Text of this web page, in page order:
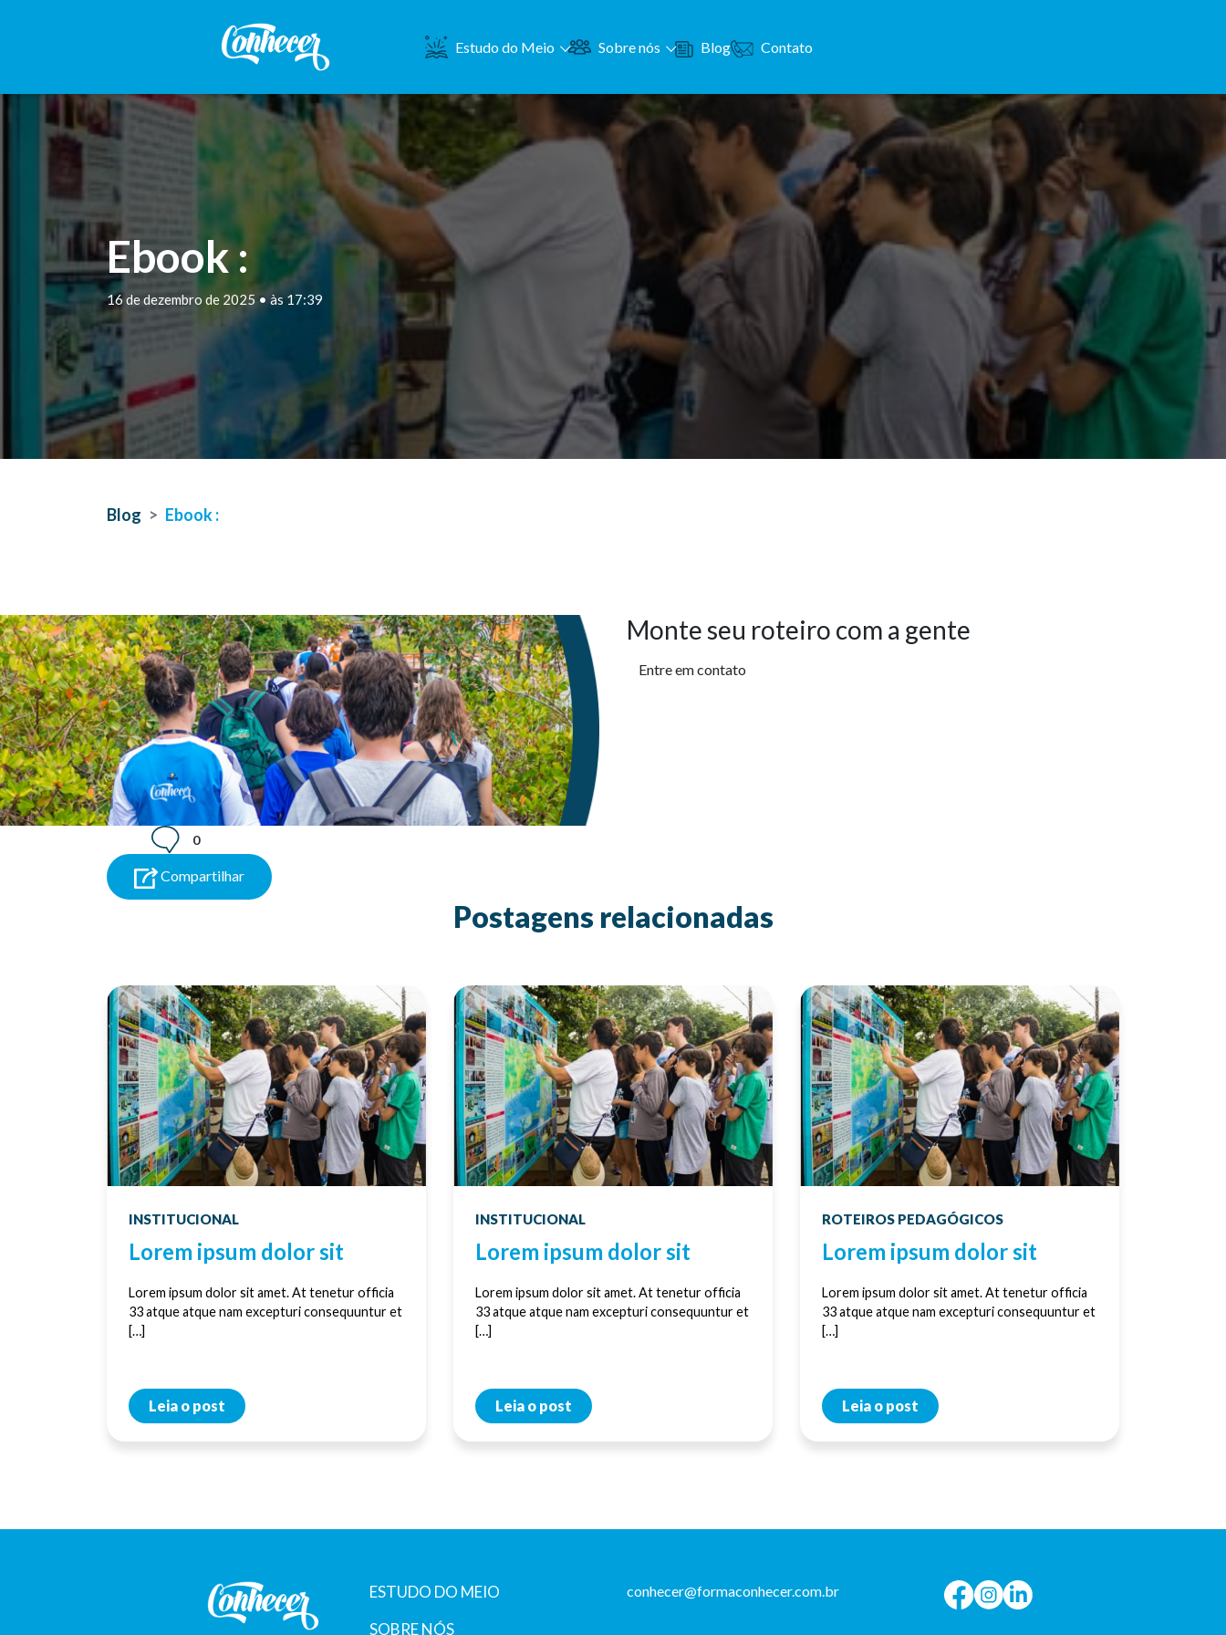
Estudo do Meio Sobre nós Blog Contato
Ebook :
16 de dezembro de 2025 • às 17:39
Blog Ebook :
Monte seu roteiro com a gente
Entre em contato
0
Compartilhar
Postagens relacionadas
INSTITUCIONAL
Lorem ipsum dolor sit
Lorem ipsum dolor sit amet. At tenetur officia
33 atque atque nam excepturi consequuntur et
[…]
Leia o post
INSTITUCIONAL
Lorem ipsum dolor sit
Lorem ipsum dolor sit amet. At tenetur officia
33 atque atque nam excepturi consequuntur et
[…]
Leia o post
ROTEIROS PEDAGÓGICOS
Lorem ipsum dolor sit
Lorem ipsum dolor sit amet. At tenetur officia
33 atque atque nam excepturi consequuntur et
[…]
Leia o post
ESTUDO DO MEIO
SOBRE NÓS
conhecer@formaconhecer.com.br